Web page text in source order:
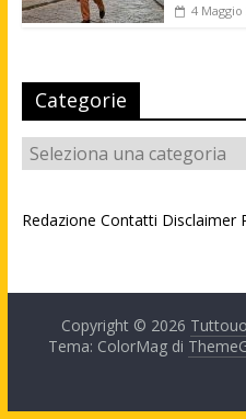
4 Maggio
Categorie
Categorie
Redazione Contatti Disclaimer
Copyright © 2026
Tema: ColorMag di